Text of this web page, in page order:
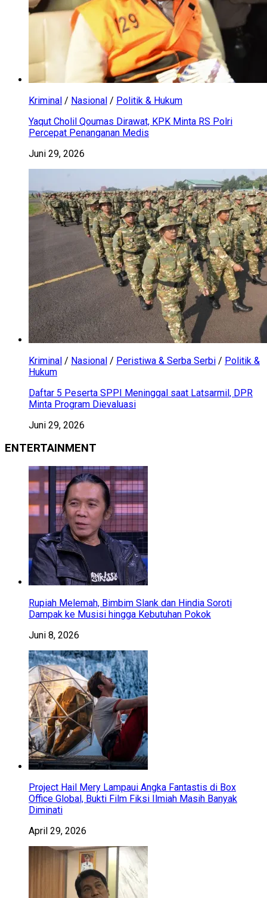
Kriminal / Nasional / Politik & Hukum
Yaqut Cholil Qoumas Dirawat, KPK Minta RS Polri
Percepat Penanganan Medis
Juni 29, 2026
Kriminal / Nasional / Peristiwa & Serba Serbi / Politik &
Hukum
Daftar 5 Peserta SPPI Meninggal saat Latsarmil, DPR
Minta Program Dievaluasi
Juni 29, 2026
ENTERTAINMENT
Rupiah Melemah, Bimbim Slank dan Hindia Soroti
Dampak ke Musisi hingga Kebutuhan Pokok
Juni 8, 2026
Project Hail Mery Lampaui Angka Fantastis di Box
Office Global, Bukti Film Fiksi Ilmiah Masih Banyak
Diminati
April 29, 2026